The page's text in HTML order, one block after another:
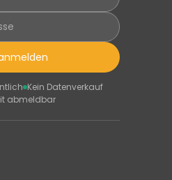
Kein Datenverkauf
abmeldbar